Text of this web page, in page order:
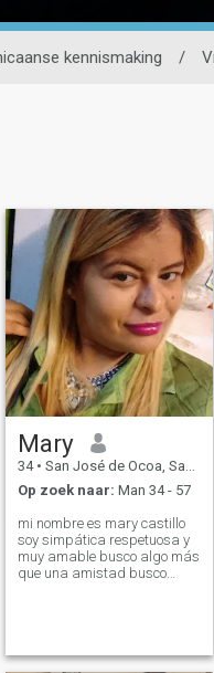
kennismaking /
Mary
34 • San José de Ocoa, San José de Ocoa, Dominicaanse Rep.
Op zoek naar: Man 34 - 57
mi nombre es mary castillo
soy simpática respetuosa y
muy amable busco algo más
que una amistad busco